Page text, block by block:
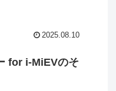
2025.08.10
for i-MiEVのそ